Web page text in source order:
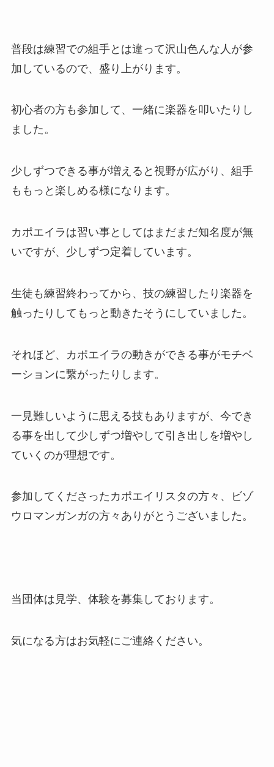
普段は練習での組手とは違って沢山色んな人が参
加しているので、盛り上がります。
初心者の方も参加して、一緒に楽器を叩いたりし
ました。
少しずつできる事が増えると視野が広がり、組手
ももっと楽しめる様になります。
カポエイラは習い事としてはまだまだ知名度が無
いですが、少しずつ定着しています。
生徒も練習終わってから、技の練習したり楽器を
触ったりしてもっと動きたそうにしていました。
それほど、カポエイラの動きができる事がモチベ
ーションに繋がったりします。
一見難しいように思える技もありますが、今でき
る事を出して少しずつ増やして引き出しを増やし
ていくのが理想です。
参加してくださったカポエイリスタの方々、ビゾ
ウロマンガンガの方々ありがとうございました。
当団体は見学、体験を募集しております。
気になる方はお気軽にご連絡ください。